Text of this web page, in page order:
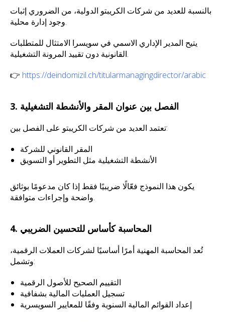
بالنسبة للعديد من شركات الكريبتو الدولية، من الضروري إثبات
وجود إدارة محلية.
يتيح المدير الإداري الاسمي في سويسرا الامتثال للمتطلبات
القانونية دون تقييد المرونة التشغيلية.
👉 https://deindomizil.ch/titularmanagingdirector/arabic
3. الفصل بين عنوان المقر والأنشطة التشغيلية
تعتمد العديد من شركات الكريبتو على الفصل بين:
المقر القانوني للشركة
الأنشطة التشغيلية مثل التطوير أو التسويق
يكون هذا النموذج فعّالًا ضريبيًا فقط إذا كان مدعومًا بوثائق
واضحة وإجراءات متوافقة.
4. المحاسبة كأساس للتحسين الضريبي
تُعد المحاسبة المهنية أمرًا أساسيًا لشركات العملات الرقمية،
وتشمل:
التقييم الصحيح للأصول الرقمية
تسجيل العمليات المالية بشفافية
إعداد القوائم المالية السنوية وفقًا للمعايير السويسرية